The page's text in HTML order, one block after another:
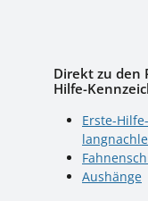
Direkt zu den
Hilfe-
Erste-
Aushänge